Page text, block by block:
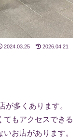
2024.03.25 2026.04.21
が多くあります。
てもアクセスできる
お店があります。